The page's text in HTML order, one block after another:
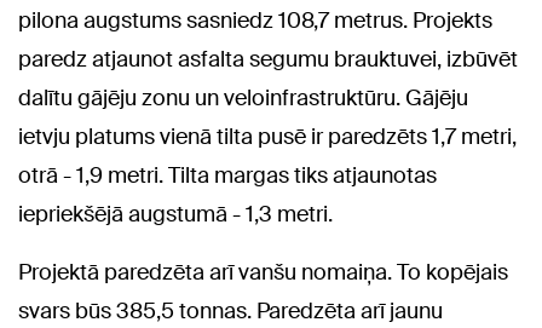
pilona augstums sasniedz 108,7 metrus. Projekts
paredz atjaunot asfalta segumu brauktuvei, izbūvēt
dalītu gājēju zonu un veloinfrastruktūru. Gājēju
ietvju platums vienā tilta pusē ir paredzēts 1,7 metri,
otrā - 1,9 metri. Tilta margas tiks atjaunotas
iepriekšējā augstumā - 1,3 metri.
Projektā paredzēta arī vanšu nomaiņa. To kopējais
svars būs 385,5 tonnas. Paredzēta arī jaunu